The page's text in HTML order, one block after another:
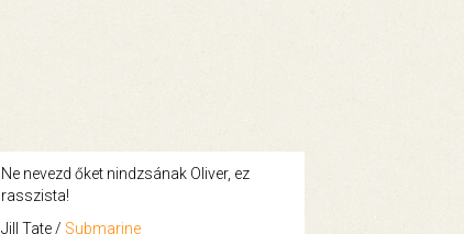
Ne nevezd őket nindzsának Oliver, ez
rasszista!
Jill Tate / Submarine